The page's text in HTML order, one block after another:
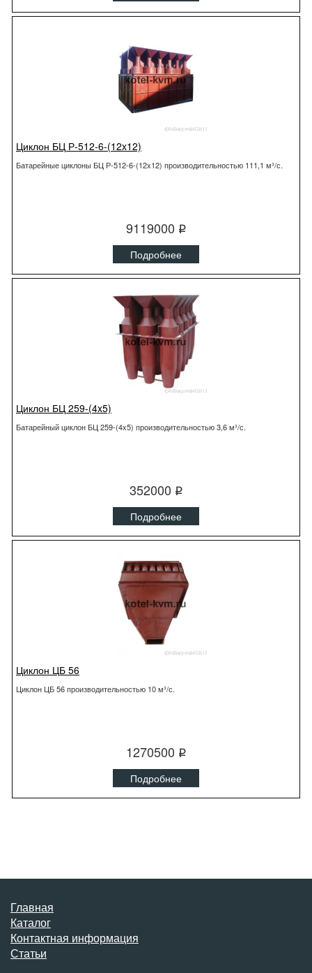
Циклон БЦ Р-512-6-(12x12)
Батарейные циклоны БЦ Р-512-6-(12x12) производительностью 111,1 м³/с.
9119000 q
Подробнее
Циклон БЦ 259-(4x5)
Батарейный циклон БЦ 259-(4x5) производительностью 3,6 м³/с.
352000 q
Подробнее
Циклон ЦБ 56
Циклон ЦБ 56 производительностью 10 м³/с.
1270500 q
Подробнее
Главная
Каталог
Контактная информация
Статьи